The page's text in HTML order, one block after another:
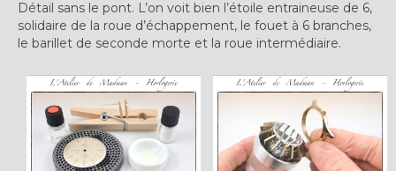
Détail sans le pont. L’on voit bien l’étoile entraineuse de 6,
solidaire de la roue d’échappement, le fouet à 6 branches,
le barillet de seconde morte et la roue intermédiaire.